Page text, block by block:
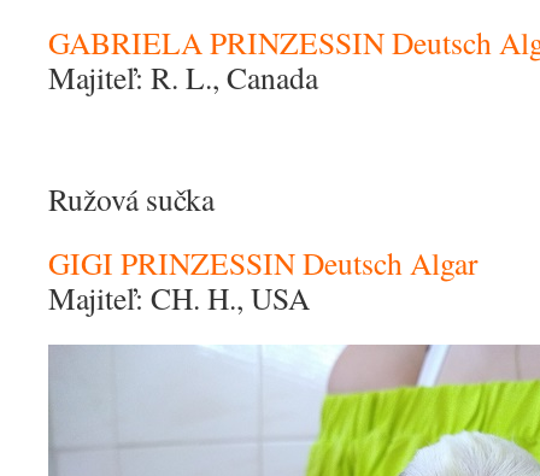
GABRIELA PRINZESSIN Deutsch
Majiteľ: R. L., Canada
Ružová sučka
GIGI PRINZESSIN Deutsch Algar
Majiteľ: CH. H., USA